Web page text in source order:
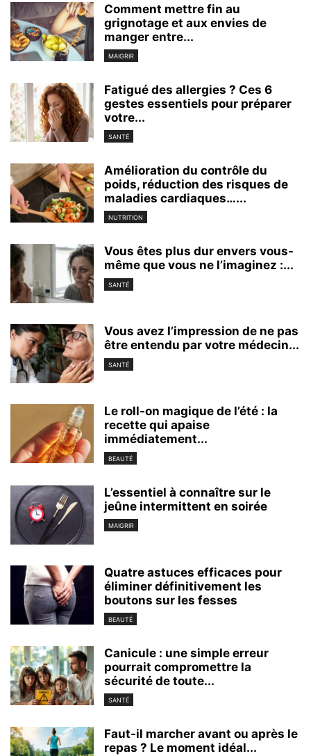
Comment mettre fin au
grignotage et aux envies de
manger entre...
MAIGRIR
Fatigué des allergies ? Ces 6
gestes essentiels pour préparer
votre...
SANTÉ
Amélioration du contrôle du
poids, réduction des risques de
maladies cardiaques…...
NUTRITION
Vous êtes plus dur envers vous-
même que vous ne l’imaginez :...
SANTÉ
Vous avez l’impression de ne pas
être entendu par votre médecin...
SANTÉ
Le roll-on magique de l’été : la
recette qui apaise
immédiatement...
BEAUTÉ
L’essentiel à connaître sur le
jeûne intermittent en soirée
MAIGRIR
Quatre astuces efficaces pour
éliminer définitivement les
boutons sur les fesses
BEAUTÉ
Canicule : une simple erreur
pourrait compromettre la
sécurité de toute...
SANTÉ
Faut-il marcher avant ou après le
repas ? Le moment idéal...